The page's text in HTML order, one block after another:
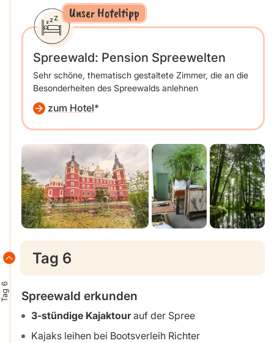
Unser Hoteltipp
Spreewald: Pension Spreewelten
Sehr schöne, thematisch gestaltete Zimmer, die an die
Besonderheiten des Spreewalds anlehnen
zum Hotel
Tag 6
Tag 6
Spreewald erkunden
3-stündige Kajaktourauf der Spree
Kajaks leihen bei Bootsverleih Richter